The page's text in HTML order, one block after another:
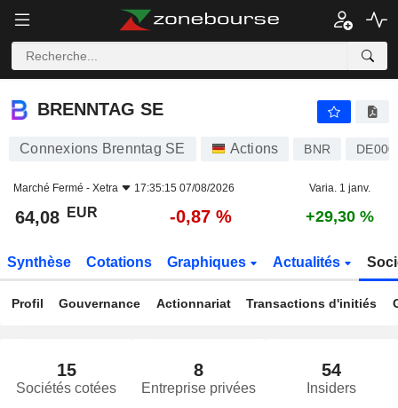
BRENNTAG SE
BRENNTAG SE
Connexions Brenntag SE Actions BNR
Marché Fermé - Xetra 17:35:15 07/08/2026 Varia. 1 janv.
64,08 EUR -0,87 % +29,30 %
Synthèse Cotations Graphiques Actualités
Profil Gouvernance Actionnariat Transactions d'initiés
15
Sociétés cotées
8
Entreprise privées
54
Insiders